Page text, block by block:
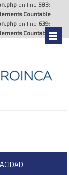
on line 583:
Countable
on line 639:
Countable